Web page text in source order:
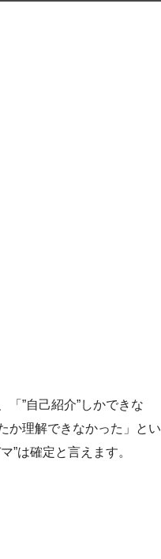
「”自己紹介”しかできな
か理解できなかった」とい
”は確定と言えます。